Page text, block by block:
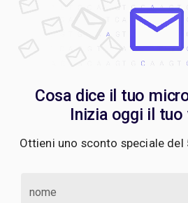
Cosa dice il tuo
Inizia oggi il tuo
Ottieni uno sconto speciale del
nome